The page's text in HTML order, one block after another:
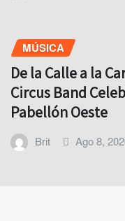
MÚSICA
De la Calle a la
Circus Band
Pabellón Oeste
Brit Ago 8,